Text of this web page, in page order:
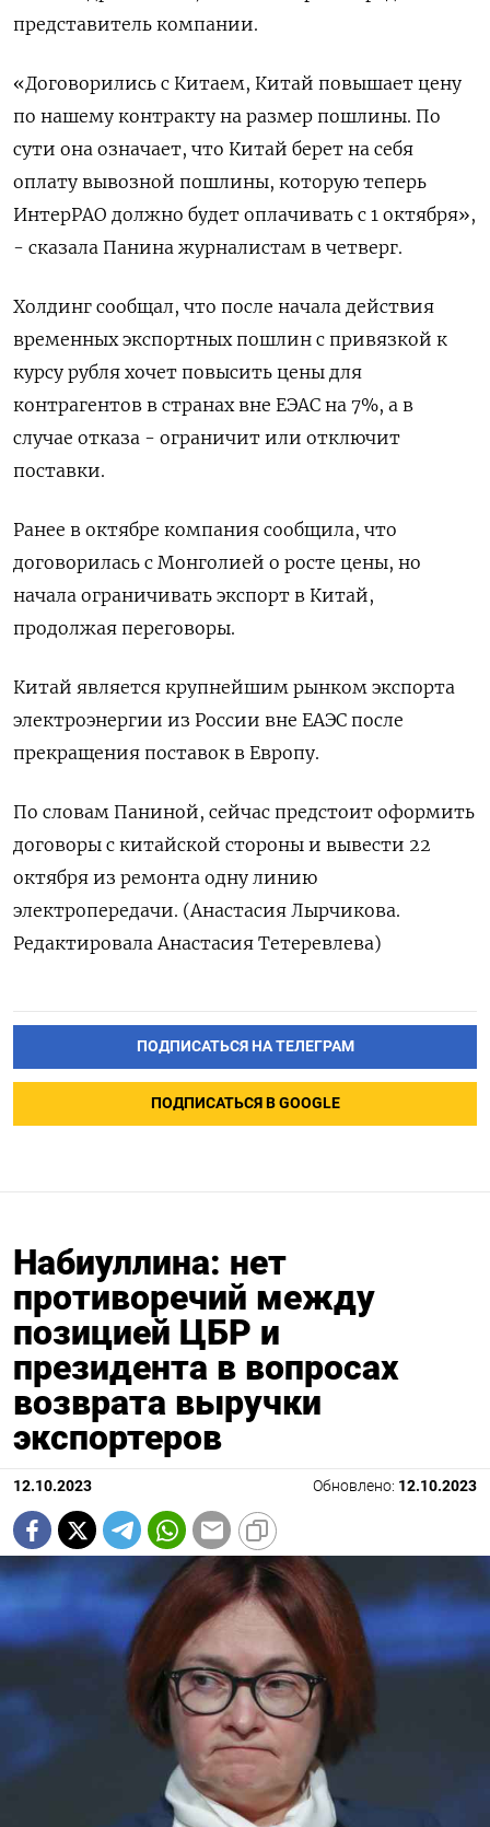
представитель компании.
«Договорились с Китаем, Китай повышает цену
по нашему контракту на размер пошлины. По
сути она означает, что Китай берет на себя
оплату вывозной пошлины, которую теперь
ИнтерРАО должно будет оплачивать с 1 октября»,
- сказала Панина журналистам в четверг.
Холдинг сообщал, что после начала действия
временных экспортных пошлин с привязкой к
курсу рубля хочет повысить цены для
контрагентов в странах вне ЕЭАС на 7%, а в
случае отказа - ограничит или отключит
поставки.
Ранее в октябре компания сообщила, что
договорилась с Монголией о росте цены, но
начала ограничивать экспорт в Китай,
продолжая переговоры.
Китай является крупнейшим рынком экспорта
электроэнергии из России вне ЕАЭС после
прекращения поставок в Европу.
По словам Паниной, сейчас предстоит оформить
договоры с китайской стороны и вывести 22
октября из ремонта одну линию
электропередачи. (Анастасия Лырчикова.
Редактировала Анастасия Тетеревлева)
ПОДПИСАТЬСЯ НА ТЕЛЕГРАМ
ПОДПИСАТЬСЯ В GOOGLE
Набиуллина: нет
противоречий между
позицией ЦБР и
президента в вопросах
возврата выручки
экспортеров
12.10.2023 Обновлено: 12.10.2023